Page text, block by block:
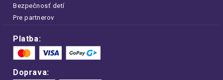
Bezpečnosť detí
Pre partnerov
Platba:
Doprava: